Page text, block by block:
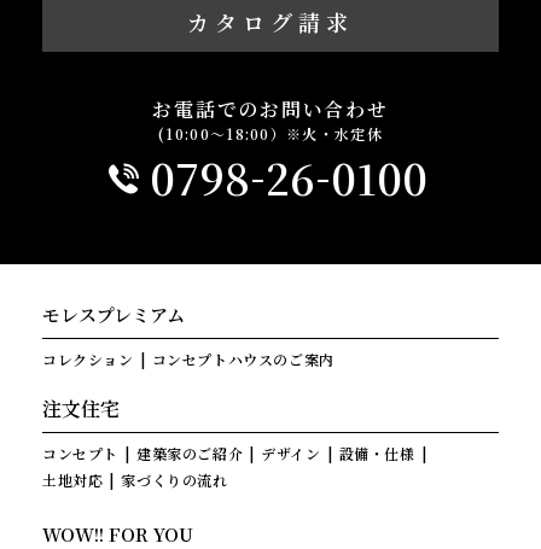
カタログ請求
お電話でのお問い合わせ
(10:00～18:00）※火・水定休
0798-26-0100
モレスプレミアム
コレクション コンセプトハウスのご案内
注文住宅
コンセプト 建築家のご紹介 デザイン
設備・仕様
土地対応
家づくりの流れ
WOW!! FOR YOU